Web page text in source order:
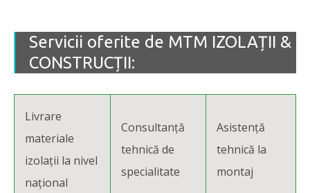
Servicii oferite de MTM IZOLAȚII &
CONSTRUCȚII:
Livrare
materiale
izolații la nivel
național
Consultanță
tehnică de
specialitate
Asistență
tehnică la
montaj